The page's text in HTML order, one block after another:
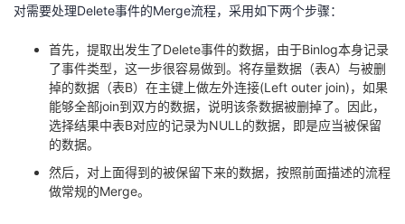
对需要处理Delete事件的Merge流程，采用如下两个步骤：
首先，提取出发生了Delete事件的数据，由于Binlog本身记录
了事件类型，这一步很容易做到。将存量数据（表A）与被删
掉的数据（表B）在主键上做左外连接(Left outer join)，如果
能够全部join到双方的数据，说明该条数据被删掉了。因此，
选择结果中表B对应的记录为NULL的数据，即是应当被保留
的数据。
然后，对上面得到的被保留下来的数据，按照前面描述的流程
做常规的Merge。